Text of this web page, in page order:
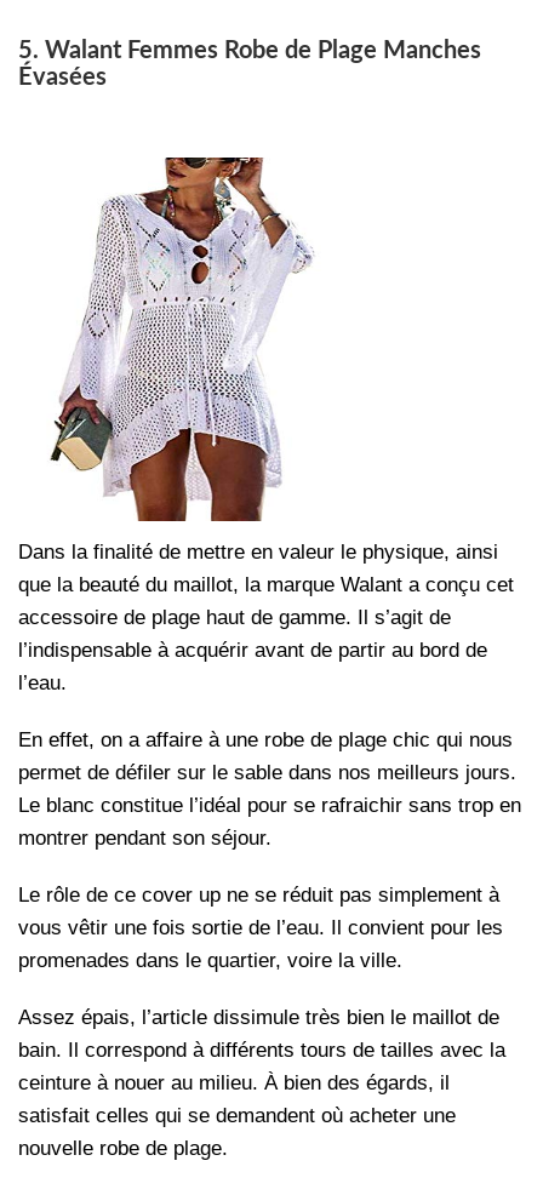
5. Walant Femmes Robe de Plage Manches
Évasées
Dans la finalité de mettre en valeur le physique, ainsi
que la beauté du maillot, la marque Walant a conçu cet
accessoire de plage haut de gamme. Il s’agit de
l’indispensable à acquérir avant de partir au bord de
l’eau.
En effet, on a affaire à une robe de plage chic qui nous
permet de défiler sur le sable dans nos meilleurs jours.
Le blanc constitue l’idéal pour se rafraichir sans trop en
montrer pendant son séjour.
Le rôle de ce cover up ne se réduit pas simplement à
vous vêtir une fois sortie de l’eau. Il convient pour les
promenades dans le quartier, voire la ville.
Assez épais, l’article dissimule très bien le maillot de
bain. Il correspond à différents tours de tailles avec la
ceinture à nouer au milieu. À bien des égards, il
satisfait celles qui se demandent où acheter une
nouvelle robe de plage.